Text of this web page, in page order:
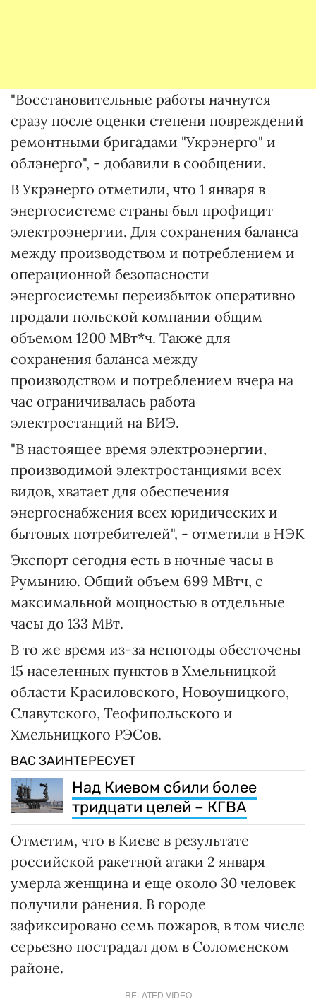
"Восстановительные работы начнутся
сразу после оценки степени повреждений
ремонтными бригадами "Укрэнерго" и
облэнерго", - добавили в сообщении.
В Укрэнерго отметили, что 1 января в
энергосистеме страны был профицит
электроэнергии. Для сохранения баланса
между производством и потреблением и
операционной безопасности
энергосистемы переизбыток оперативно
продали польской компании общим
объемом 1200 МВт*ч. Также для
сохранения баланса между
производством и потреблением вчера на
час ограничивалась работа
электростанций на ВИЭ.
"В настоящее время электроэнергии,
производимой электростанциями всех
видов, хватает для обеспечения
энергоснабжения всех юридических и
бытовых потребителей", - отметили в НЭК
Экспорт сегодня есть в ночные часы в
Румынию. Общий объем 699 МВтч, с
максимальной мощностью в отдельные
часы до 133 МВт.
В то же время из-за непогоды обесточены
15 населенных пунктов в Хмельницкой
области Красиловского, Новоушицкого,
Славутского, Теофипольского и
Хмельницкого РЭСов.
ВАС ЗАИНТЕРЕСУЕТ
Над Киевом сбили более
тридцати целей – КГВА
Отметим, что в Киеве в результате
российской ракетной атаки 2 января
умерла женщина и еще около 30 человек
получили ранения. В городе
зафиксировано семь пожаров, в том числе
серьезно пострадал дом в Соломенском
районе.
RELATED VIDEO